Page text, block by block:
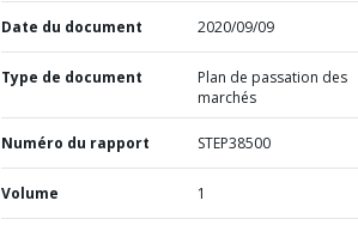
Date du document 2020/09/09
Type de document
Plan de passation des
marchés
Numéro du rapport STEP38500
Volume 1